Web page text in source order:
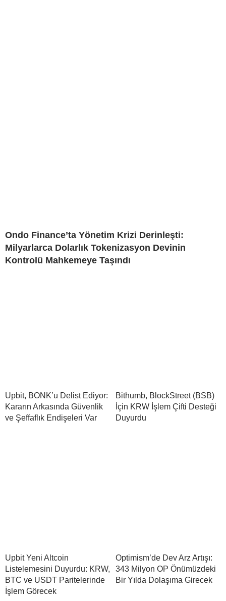
Ondo Finance’ta Yönetim Krizi Derinleşti:
Milyarlarca Dolarlık Tokenizasyon Devinin
Kontrolü Mahkemeye Taşındı
Upbit, BONK’u Delist Ediyor:
Kararın Arkasında Güvenlik
ve Şeffaflık Endişeleri Var
Bithumb, BlockStreet (BSB)
İçin KRW İşlem Çifti Desteği
Duyurdu
Upbit Yeni Altcoin
Listelemesini Duyurdu: KRW,
BTC ve USDT Paritelerinde
İşlem Görecek
Optimism’de Dev Arz Artışı:
343 Milyon OP Önümüzdeki
Bir Yılda Dolaşıma Girecek